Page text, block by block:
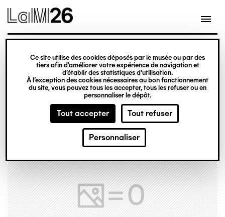
Gestion des cookies
Ce site utilise des cookies déposés par le musée ou par des
tiers afin d’améliorer votre expérience de navigation et
d’établir des statistiques d’utilisation.
À l’exception des cookies nécessaires au bon fonctionnement
du site, vous pouvez tous les accepter, tous les refuser ou en
personnaliser le dépôt.
Tout accepter Tout refuser
Personnaliser
contenu